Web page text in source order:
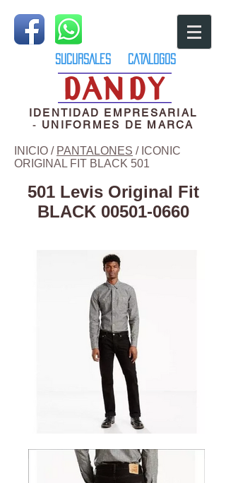
SUCURSALES CATALOGOS
IDENTIDAD EMPRESARIAL
- UNIFORMES DE MARCA
INICIO / PANTALONES / ICONIC
ORIGINAL FIT BLACK 501
501 Levis Original Fit
BLACK 00501-0660